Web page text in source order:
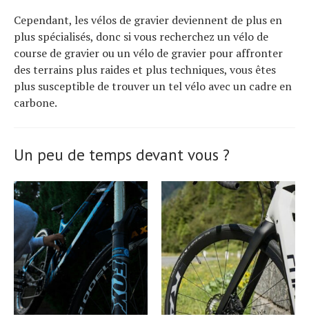
Cependant, les vélos de gravier deviennent de plus en
plus spécialisés, donc si vous recherchez un vélo de
course de gravier ou un vélo de gravier pour affronter
des terrains plus raides et plus techniques, vous êtes
plus susceptible de trouver un tel vélo avec un cadre en
carbone.
Un peu de temps devant vous ?